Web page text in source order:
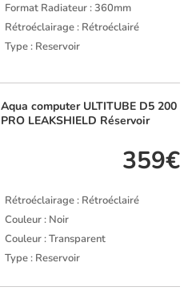
Format Radiateur : 360mm
Rétroéclairage : Rétroéclairé
Type : Reservoir
Aqua computer ULTITUBE D5 200
PRO LEAKSHIELD Réservoir
359€
Rétroéclairage : Rétroéclairé
Couleur : Noir
Couleur : Transparent
Type : Reservoir